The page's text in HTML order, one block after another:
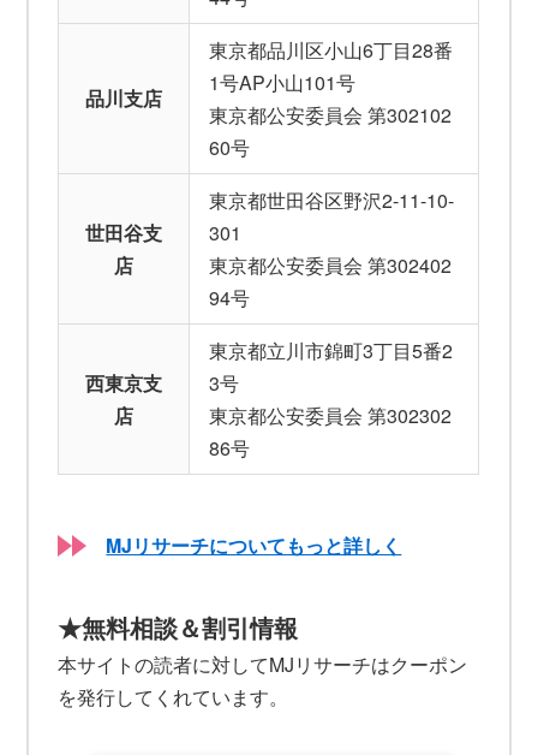
品川支店
東京都品川区小山6丁目28番
1号AP小山101号
東京都公安委員会 第302102
60号
世田谷支
店
東京都世田谷区野沢2-11-10-
301
東京都公安委員会 第302402
94号
西東京支
店
東京都立川市錦町3丁目5番2
3号
東京都公安委員会 第302302
86号
MJリサーチについてもっと詳しく
★無料相談＆割引情報
本サイトの読者に対してMJリサーチはクーポン
を発行してくれています。